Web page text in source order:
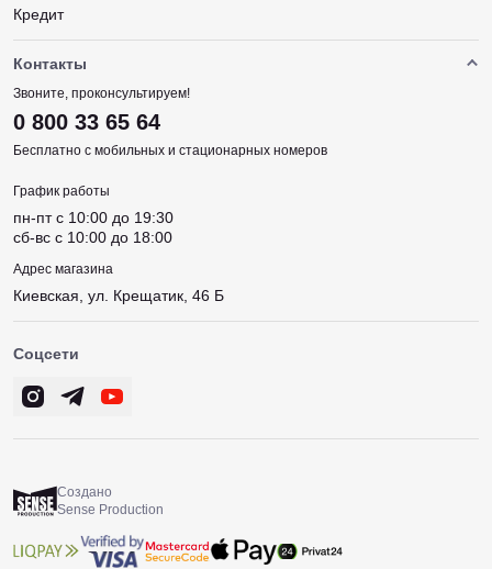
Кредит
Контакты
Звоните, проконсультируем!
0 800 33 65 64
Бесплатно с мобильных и стационарных номеров
График работы
пн-пт c 10:00 до 19:30
сб-вс c 10:00 до 18:00
Адрес магазина
Киевская, ул. Крещатик, 46 Б
Соцсети
Создано
Sense Production